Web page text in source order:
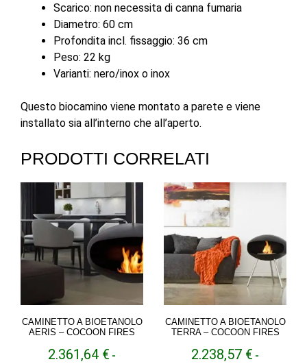
Scarico: non necessita di canna fumaria
Diametro: 60 cm
Profondita incl. fissaggio: 36 cm
Peso: 22 kg
Varianti: nero/inox o inox
Questo biocamino viene montato a parete e viene
installato sia all’interno che all’aperto.
PRODOTTI CORRELATI
CAMINETTO A BIOETANOLO
AERIS – COCOON FIRES
2.361,64 € -
CAMINETTO A BIOETANOLO
TERRA – COCOON FIRES
2.238,57 € -